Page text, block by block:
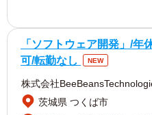
「ソフトウェア開発」/年
可/転勤なし
NEW
株式会社
茨城県 つくば市